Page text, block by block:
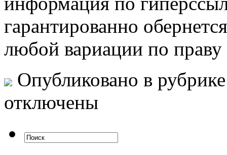
гарантированно
любой вариации по
Опубликовано в
отключены